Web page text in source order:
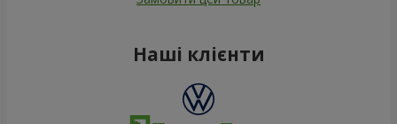
Наші клієнти